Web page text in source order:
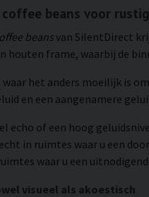
beans voor
beansvan SilentDirect
houten frame, waarbij de
het anders moeilijk is
en een aangenamere
echo of een hoog
in ruimtes waar u een
waar u een
visueel als akoestisch